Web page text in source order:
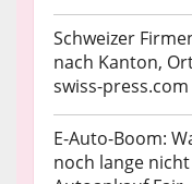
Schweizer
nach Kanton,
swiss-press.com
E-Auto-Boom:
noch lange